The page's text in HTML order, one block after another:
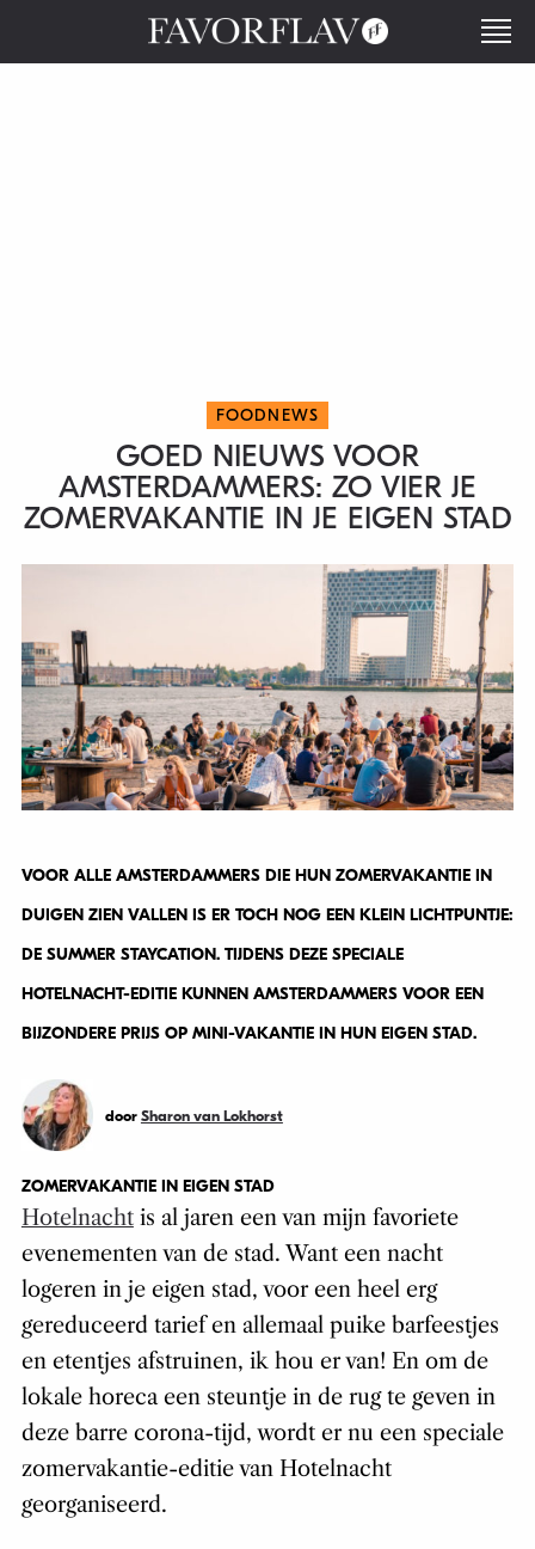
FOODNEWS
GOED NIEUWS VOOR
AMSTERDAMMERS: ZO VIER JE
ZOMERVAKANTIE IN JE EIGEN STAD
VOOR ALLE AMSTERDAMMERS DIE HUN ZOMERVAKANTIE IN
DUIGEN ZIEN VALLEN IS ER TOCH NOG EEN KLEIN LICHTPUNTJE:
DE SUMMER STAYCATION. TIJDENS DEZE SPECIALE
HOTELNACHT-EDITIE KUNNEN AMSTERDAMMERS VOOR EEN
BIJZONDERE PRIJS OP MINI-VAKANTIE IN HUN EIGEN STAD.
door Sharon van Lokhorst
ZOMERVAKANTIE IN EIGEN STAD
Hotelnachtis al jaren een van mijn favoriete
evenementen van de stad. Want een nacht
logeren in je eigen stad, voor een heel erg
gereduceerd tarief en allemaal puike barfeestjes
en etentjes afstruinen, ik hou er van! En om de
lokale horeca een steuntje in de rug te geven in
deze barre corona-tijd, wordt er nu een speciale
zomervakantie-editie van Hotelnacht
georganiseerd.